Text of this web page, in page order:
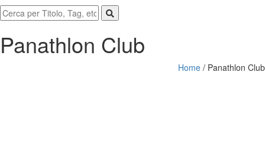
Panathlon Club
Home / Panathlon Club